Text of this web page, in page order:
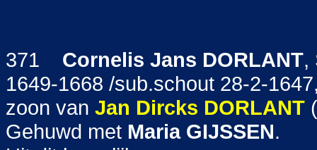
371 Cornelis Jans DORLANT,
1649-1668 /sub.schout 28-2-
zoon van Jan Dircks DORLANT
Gehuwd met Maria GIJSSEN.